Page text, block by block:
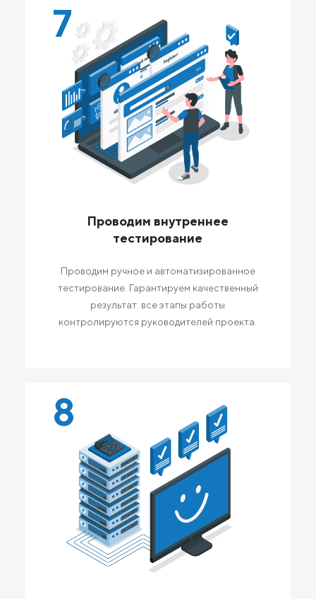
7
Проводим внутреннее
тестирование
Проводим ручное и автоматизированное
тестирование. Гарантируем качественный
результат: все этапы работы
контролируются руководителей проекта.
8